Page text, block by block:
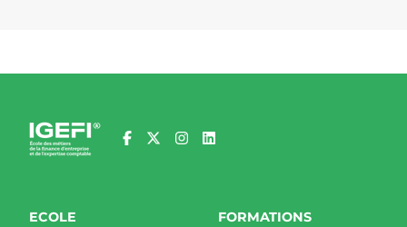
ECOLE FORMATIONS